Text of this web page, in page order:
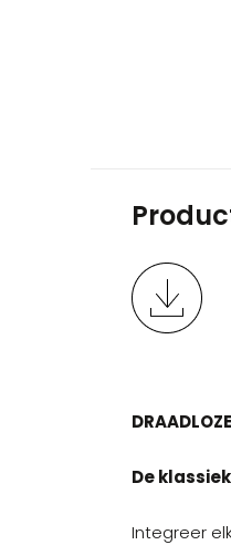
DRAADLOZE
De
Integreer